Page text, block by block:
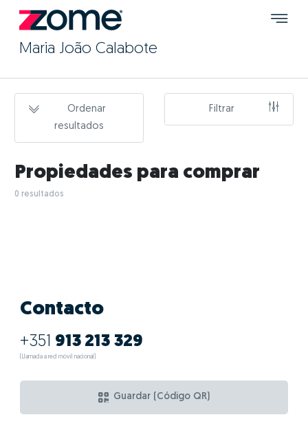
Maria João Calabote
Ordenar
resultados
Filtrar
Propiedades para comprar
0 resultados
Contacto
+351 913 213 329
(Llamada a red móvil nacional)
Guardar (Código QR)